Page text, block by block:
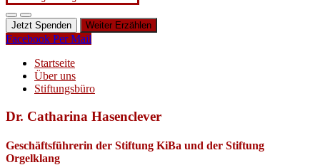
Jetzt Spenden Weiter Erzählen
Facebook Per Mail
Startseite
Über uns
Stiftungsbüro
Dr. Catharina Hasenclever
Geschäftsführerin der Stiftung KiBa und der Stiftung
Orgelklang